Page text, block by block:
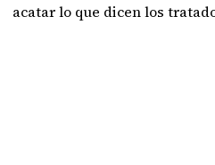
acatar lo que dicen los